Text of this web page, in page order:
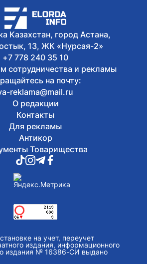
Казахстан, город Астана,
13, ЖК «Нурсая-2»
+7 778 240 35 10
сотрудничества и рекламы
на почту:
reklama@mail.ru
О редакции
Контакты
Для рекламы
Антикор
Товарищества
на учет, переучет
издания, информационного
издания № 16386-СИ выдано